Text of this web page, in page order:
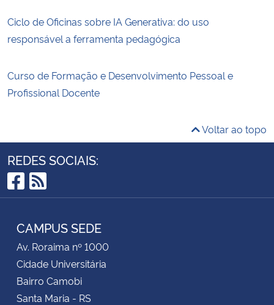
Ciclo de Oficinas sobre IA Generativa: do uso
responsável a ferramenta pedagógica
Curso de Formação e Desenvolvimento Pessoal e
Profissional Docente
Voltar ao topo
REDES SOCIAIS:
Facebook
RSS
CAMPUS SEDE
Av. Roraima nº 1000
Cidade Universitária
Bairro Camobi
Santa Maria - RS